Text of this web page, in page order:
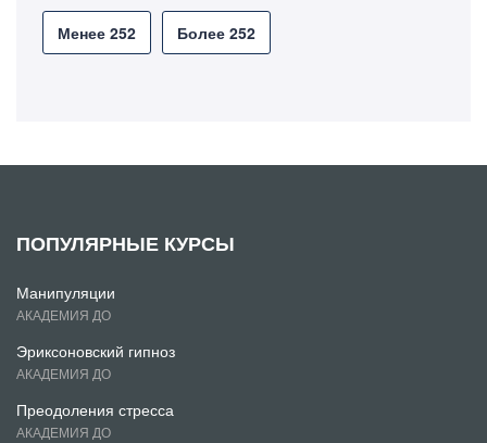
Менее 252 Более 252
ПОПУЛЯРНЫЕ КУРСЫ
Манипуляции
АКАДЕМИЯ ДО
Эриксоновский гипноз
АКАДЕМИЯ ДО
Преодоления стресса
АКАДЕМИЯ ДО